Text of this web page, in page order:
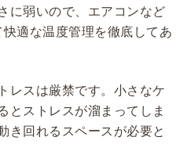
に弱いので、エアコンなど
適な温度管理を徹底してあ
レスは厳禁です。小さなケ
とストレスが溜まってしま
き回れるスペースが必要と